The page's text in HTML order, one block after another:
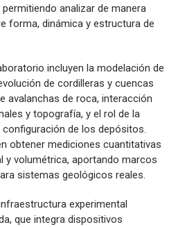
analizar de manera
forma, dinámica y estructura de
incluyen la modelación de
de cordilleras y cuencas
avalanchas de roca, interacción
y topografía, y el rol de la
de los depósitos.
obtener mediciones cuantitativas
y volumétrica, aportando marcos
sistemas geológicos reales.
experimental
que integra dispositivos